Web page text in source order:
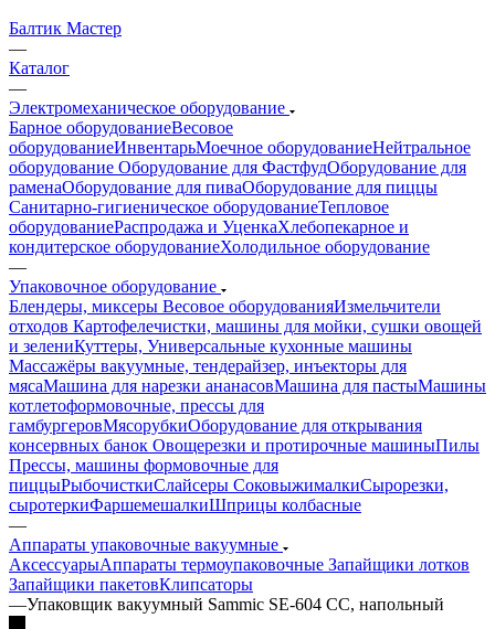
Балтик Мастер
—
Каталог
—
Электромеханическое оборудование
Барное оборудованиеВесовое
оборудованиеИнвентарьМоечное оборудованиеНейтральное
оборудование Оборудование для ФастфудОборудование для
раменаОборудование для пиваОборудование для пиццы
Санитарно-гигиеническое оборудованиеТепловое
оборудованиеРаспродажа и УценкаХлебопекарное и
кондитерское оборудованиеХолодильное оборудование
—
Упаковочное оборудование
Блендеры, миксеры Весовое оборудованияИзмельчители
отходов Картофелечистки, машины для мойки, сушки овощей
и зелениКуттеры, Универсальные кухонные машины
Массажёры вакуумные, тендерайзер, инъекторы для
мясаМашина для нарезки ананасовМашина для пастыМашины
котлетоформовочные, прессы для
гамбургеровМясорубкиОборудование для открывания
консервных банок Овощерезки и протирочные машиныПилы
Прессы, машины формовочные для
пиццыРыбочисткиСлайсеры СоковыжималкиСырорезки,
сыротеркиФаршемешалкиШприцы колбасные
—
Аппараты упаковочные вакуумные
АксессуарыАппараты термоупаковочные Запайщики лотков
Запайщики пакетовКлипсаторы
—Упаковщик вакуумный Sammic SE-604 CC, напольный